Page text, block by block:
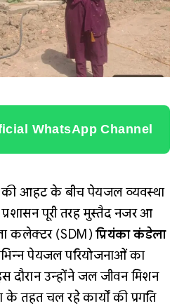
WhatsApp Channel
की आहट के बीच पेयजल व्यवस्था
पूरी तरह मुस्तैद नजर आ
कलेक्टर (SDM)प्रियंका कंडेला
पेयजल परियोजनाओं का
दौरान उन्होंने जल जीवन मिशन
तहत चल रहे कार्यों की प्रगति